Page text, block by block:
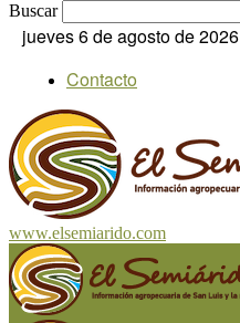
Buscar
jueves 6 de agosto de 2026
Contacto
www.elsemiarido.com